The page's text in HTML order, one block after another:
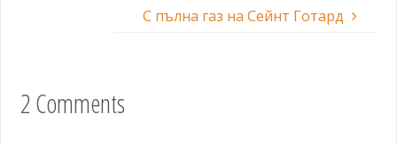
С пълна газ на Сейнт Готард
2 Comments